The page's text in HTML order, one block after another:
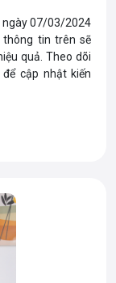
ngày 07/03/2024
thông tin trên sẽ
quả. Theo dõi
để cập nhật kiến